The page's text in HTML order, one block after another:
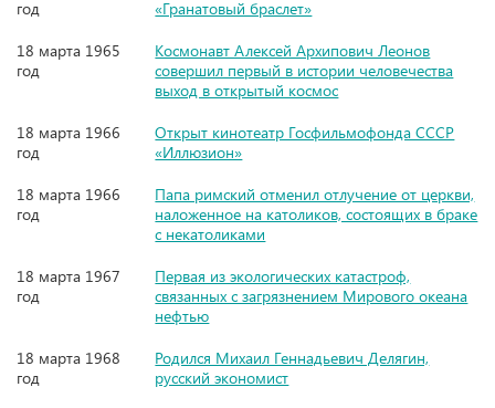
год
«Гранатовый браслет»
18 марта 1965
год
Космонавт Алексей Архипович Леонов
совершил первый в истории человечества
выход в открытый космос
18 марта 1966
год
Открыт кинотеатр Госфильмофонда СССР
«Иллюзион»
18 марта 1966
год
Папа римский отменил отлучение от церкви,
наложенное на католиков, состоящих в браке
с некатоликами
18 марта 1967
год
Первая из экологических катастроф,
связанных с загрязнением Мирового океана
нефтью
18 марта 1968
год
Родился Михаил Геннадьевич Делягин,
русский экономист